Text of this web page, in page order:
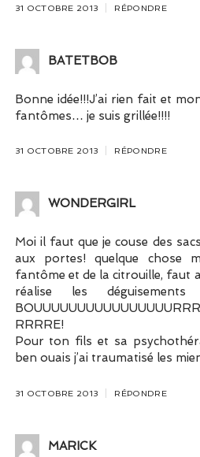
31 OCTOBRE 2013 RÉPONDRE
BATETBOB
Bonne idée!!!J’ai rien fait et
fantômes… je suis grillée!!!!
31 OCTOBRE 2013 RÉPONDRE
WONDERGIRL
Moi il faut que je couse des
aux portes! quelque chose
fantôme et de la citrouille, faut
réalise les
RRRRE!
Pour ton fils et sa
ben ouais j’ai traumatisé les
31 OCTOBRE 2013 RÉPONDRE
MARICK